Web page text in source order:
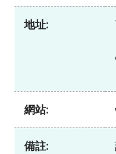
資料庫
地址:
網站:
備註: